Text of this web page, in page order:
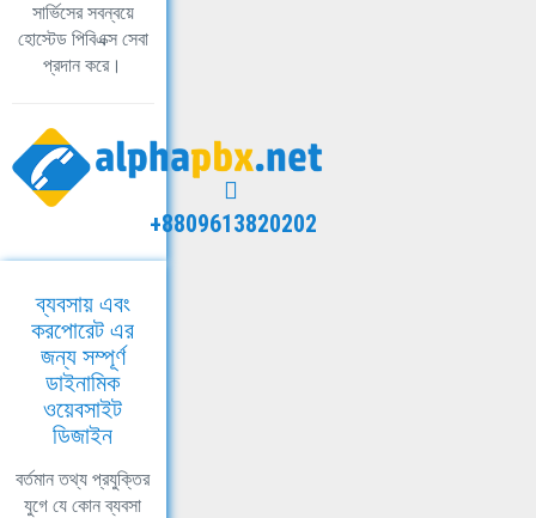
সার্ভিসের সবন্বয়ে
হোস্টেড পিবিএক্স সেবা
প্রদান করে।
+8809613820202
ব্যবসায় এবং
করপোরেট এর
জন্য সম্পূর্ণ
ডাইনামিক
ওয়েবসাইট
ডিজাইন
বর্তমান তথ্য প্রযুক্তির
যুগে যে কোন ব্যবসা